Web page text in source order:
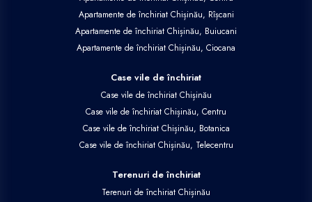
Apartamente de închiriat Chișinău, Rîșcani
Apartamente de închiriat Chișinău, Buiucani
Apartamente de închiriat Chișinău, Ciocana
Case vile de închiriat
Case vile de închiriat Chișinău
Case vile de închiriat Chișinău, Centru
Case vile de închiriat Chișinău, Botanica
Case vile de închiriat Chișinău, Telecentru
Terenuri de închiriat
Terenuri de închiriat Chișinău